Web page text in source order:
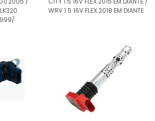
2005 /
WRV 1.5 16V FLEX 2018 EM DIANTE